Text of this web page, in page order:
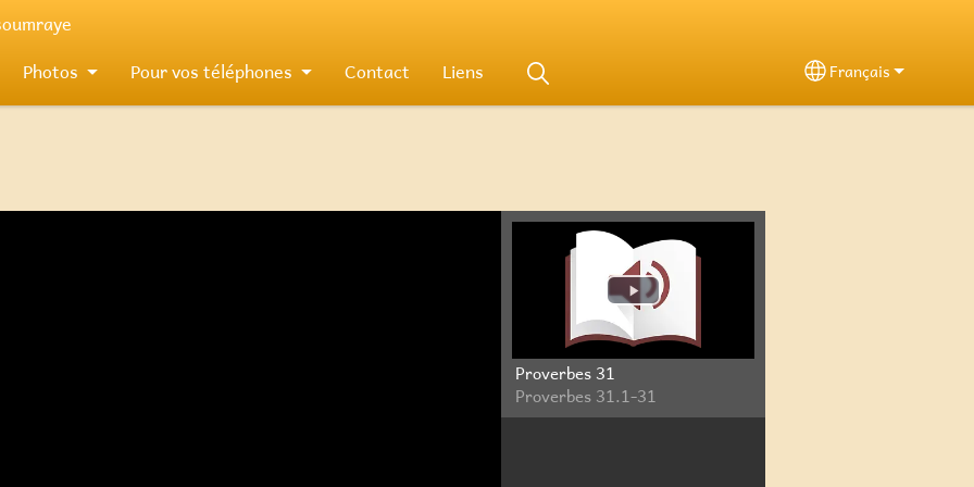
Photos Pour vos téléphones Contact Liens Select your
Français
Proverbes 31
Proverbes 31.1-31